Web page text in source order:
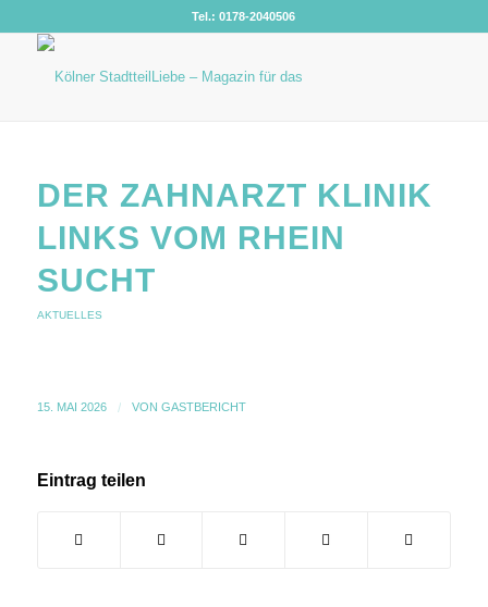
Tel.: 0178-2040506
DER ZAHNARZT KLINIK
LINKS VOM RHEIN
SUCHT
AKTUELLES
15. MAI 2026 / VON GASTBERICHT
Eintrag teilen